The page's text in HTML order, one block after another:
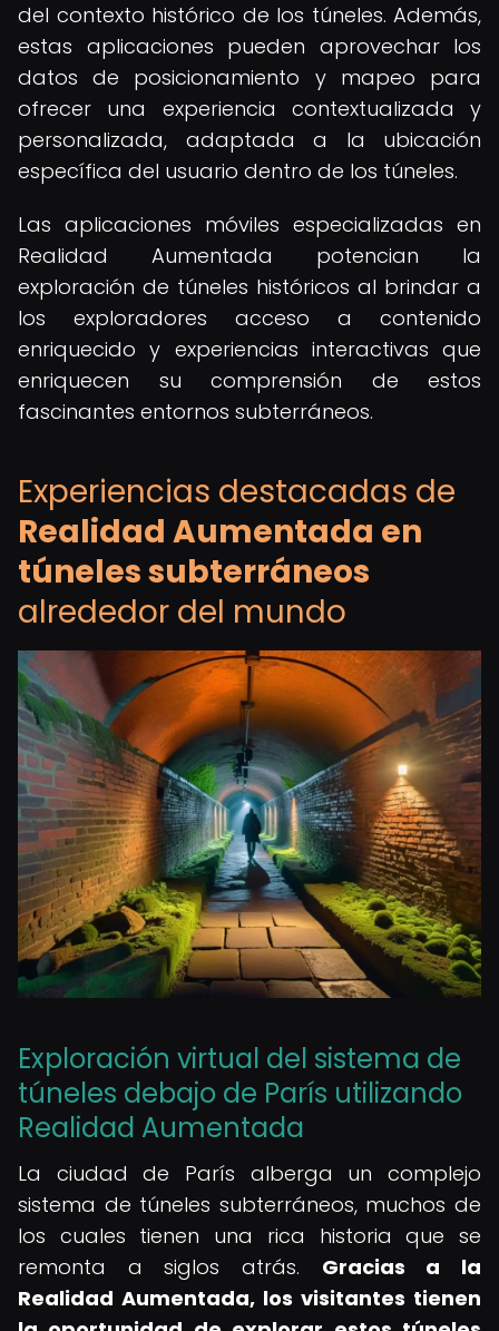
del contexto histórico de los túneles. Además,
estas aplicaciones pueden aprovechar los
datos de posicionamiento y mapeo para
ofrecer una experiencia contextualizada y
personalizada, adaptada a la ubicación
específica del usuario dentro de los túneles.
Las aplicaciones móviles especializadas en
Realidad Aumentada potencian la
exploración de túneles históricos al brindar a
los exploradores acceso a contenido
enriquecido y experiencias interactivas que
enriquecen su comprensión de estos
fascinantes entornos subterráneos.
Experiencias destacadas de
Realidad Aumentada en
túneles subterráneos
alrededor del mundo
Exploración virtual del sistema de
túneles debajo de París utilizando
Realidad Aumentada
La ciudad de París alberga un complejo
sistema de túneles subterráneos, muchos de
los cuales tienen una rica historia que se
remonta a siglos atrás. Gracias a la
Realidad Aumentada, los visitantes tienen